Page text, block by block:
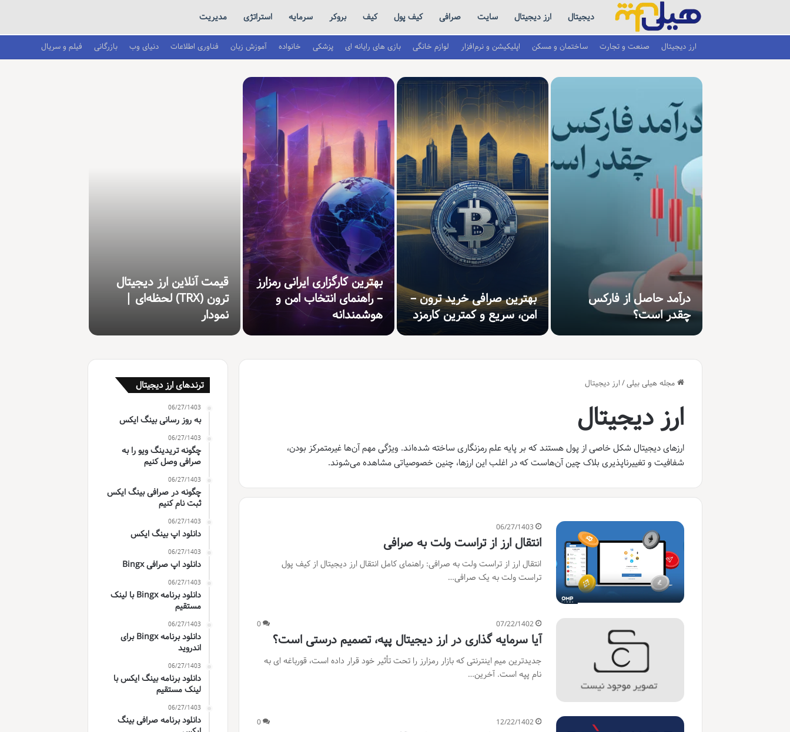
دیجیتال ارز دیجیتال سایت صرافی کیف پول کیف بروکر سرمایه استراتژی مدیریت
ارز دیجیتال صنعت و تجارت ساختمان و مسکن اپلیکیشن و نرم‌افزار لوازم خانگی بازی های رایانه ای پزشکی خانواده آموزش زبان فناوری اطلاعات دنیای وب بازرگانی فیلم و سریال
درآمد حاصل از فارکس
چقدر است؟
بهترین صرافی خرید ترون –
امن، سریع و کمترین کارمزد
بهترین کارگزاری ایرانی رمزارز
– راهنمای انتخاب امن و
هوشمندانه
قیمت آنلاین ارز دیجیتال
ترون (TRX) لحظه‌ای |
نمودار
مجله هیلی بیلی/ ارز دیجیتال
ارز دیجیتال
ارزهای دیجیتال شکل خاصی از پول هستند که بر پایه علم رمزنگاری ساخته شده‌اند. ویژگی مهم آن‌ها غیرمتمرکز بودن،
شفافیت و تغییرناپذیری بلاک چین آن‌هاست که در اغلب این ارزها، چنین خصوصیاتی مشاهده می‌‌شوند.
06/27/1403
انتقال ارز از تراست ولت به صرافی
انتقال ارز از تراست ولت به صرافی: راهنمای کامل انتقال ارز دیجیتال از کیف پول
تراست ولت به یک صرافی…
07/22/1402
0
آیا سرمایه گذاری در ارز دیجیتال پپه، تصمیم درستی است؟
جدیدترین میم اینترنتی که بازار رمزارز را تحت تأثیر خود قرار داده است، قورباغه ای به
نام پپه است. آخرین…
12/22/1402
0
ترندهای ارز دیجیتال
06/27/1403
به روز رسانی بینگ ایکس
06/27/1403
چگونه تریدینگ ویو را به
صرافی وصل کنیم
06/27/1403
چگونه در صرافی بینگ ایکس
ثبت نام کنیم
06/27/1403
دانلود اپ بینگ ایکس
06/27/1403
دانلود اپ صرافی Bingx
06/27/1403
دانلود برنامه Bingx با لینک
مستقیم
06/27/1403
دانلود برنامه Bingx برای
اندروید
06/27/1403
دانلود برنامه بینگ ایکس با
لینک مستقیم
06/27/1403
دانلود برنامه صرافی بینگ